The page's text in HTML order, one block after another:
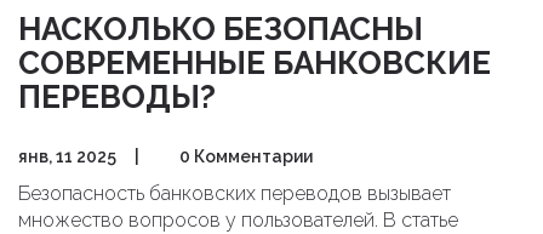
НАСКОЛЬКО БЕЗОПАСНЫ
СОВРЕМЕННЫЕ БАНКОВСКИЕ
ПЕРЕВОДЫ?
янв, 11 2025 0 Комментарии
Безопасность банковских переводов вызывает
множество вопросов у пользователей. В статье